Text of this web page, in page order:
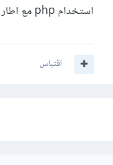
استخدام php مع اطار عمل laravel ك backend ؟
اقتباس